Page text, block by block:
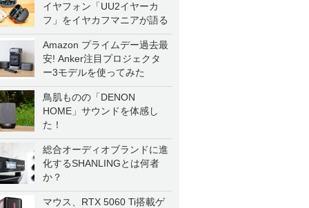
イヤフォン「UU2イヤーカ
フ」をイヤカフマニアが語る
Amazon プライムデー過去最
安! Anker注目プロジェクタ
ー3モデルを使ってみた
鳥肌ものの「DENON
HOME」サウンドを体感し
た！
総合オーディオブランドに進
化するSHANLINGとは何者
か？
マウス、RTX 5060 Ti搭載ゲ